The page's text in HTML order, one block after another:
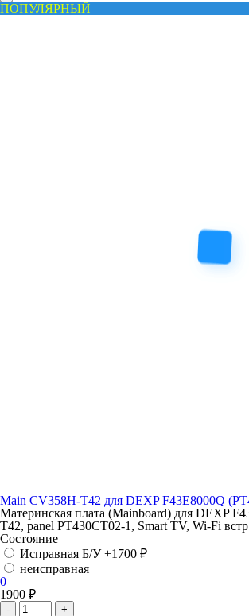
ПОПУЛЯРНЫЙ
Main CV358H-T42 для DEXP F43E8000Q
Материнская плата (Mainboard) для DEXP
T42, panel PT430CT02-1, Smart TV, Wi-Fi
Состояние
Исправная Б/У +1700 ₽
неисправная
0
1900 ₽
- +